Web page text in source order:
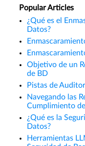
Popular Articles
¿Qué es el
Datos?
Objetivo de un
de BD
Pistas de
Navegando las
Cumplimiento
¿Qué es la
Datos?
Herramientas